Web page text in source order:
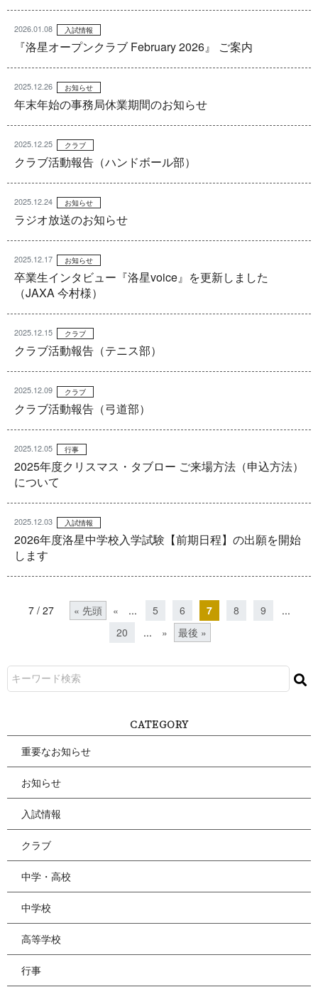
2026.01.08 入試情報
『洛星オープンクラブ February 2026』 ご案内
2025.12.26 お知らせ
年末年始の事務局休業期間のお知らせ
2025.12.25 クラブ
クラブ活動報告（ハンドボール部）
2025.12.24 お知らせ
ラジオ放送のお知らせ
2025.12.17 お知らせ
卒業生インタビュー『洛星voice』を更新しました
（JAXA 今村様）
2025.12.15 クラブ
クラブ活動報告（テニス部）
2025.12.09 クラブ
クラブ活動報告（弓道部）
2025.12.05 行事
2025年度クリスマス・タブロー ご来場方法（申込方法）
について
2025.12.03 入試情報
2026年度洛星中学校入学試験【前期日程】の出願を開始
します
7 / 27 « 先頭 « ... 5 6 7 8 9
...
20
... » 最後 »
CATEGORY
重要なお知らせ
お知らせ
入試情報
クラブ
中学・高校
中学校
高等学校
行事